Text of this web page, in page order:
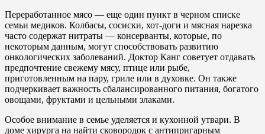
Переработанное мясо — еще один пункт в черном списке
семьи медиков. Колбасы, сосиски, хот-доги и мясная нарезка
часто содержат нитраты — консерванты, которые, по
некоторым данным, могут способствовать развитию
онкологических заболеваний. Доктор Канг советует отдавать
предпочтение свежему мясу, птице или рыбе,
приготовленным на пару, гриле или в духовке. Он также
подчеркивает важность сбалансированного питания, богатого
овощами, фруктами и цельными злаками.
Особое внимание в семье уделяется и кухонной утвари. В
доме хирурга на найти сковородок с антипригарным